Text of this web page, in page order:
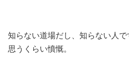
知らない道場だし、知らない人
思うくらい憤慨。